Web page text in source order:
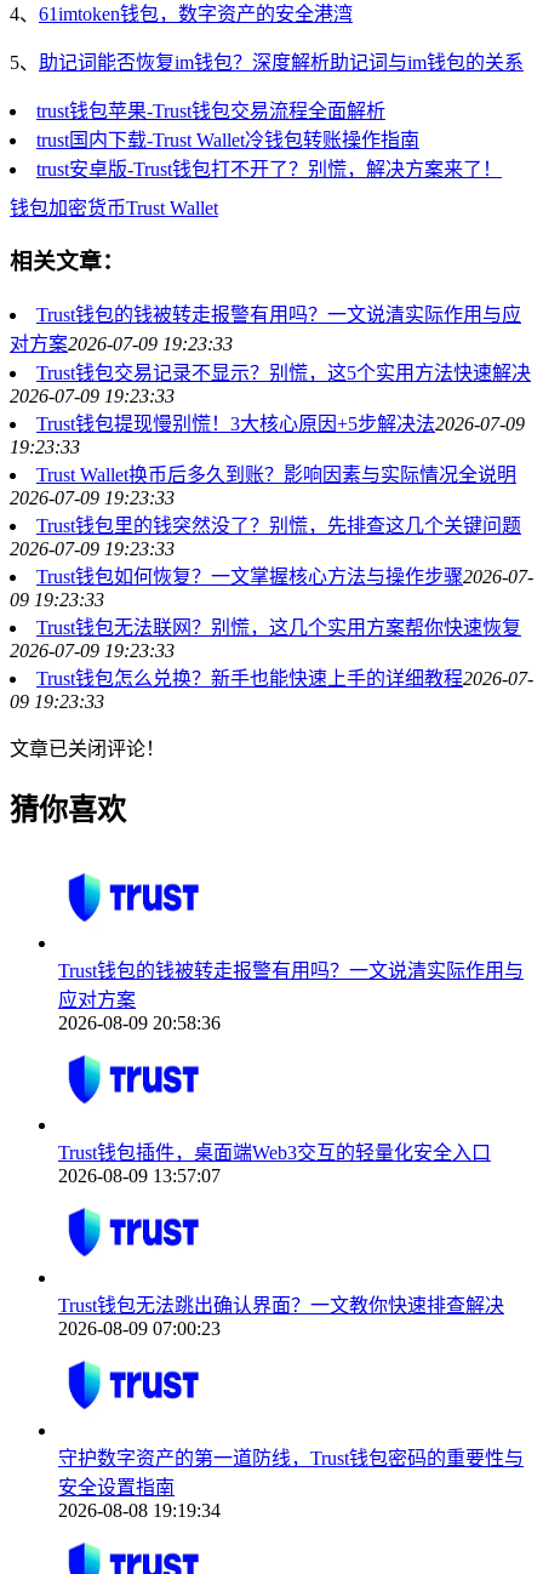
4、 61imtoken钱包，数字资产的安全港湾
5、 助记词能否恢复im钱包？深度解析助记词与im钱包的关系
trust钱包苹果-Trust钱包交易流程全面解析
trust国内下载-Trust Wallet冷钱包转账操作指南
trust安卓版-Trust钱包打不开了？别慌，解决方案来了！
钱包加密货币Trust Wallet
相关文章：
Trust钱包的钱被转走报警有用吗？一文说清实际作用与应
对方案2026-07-09 19:23:33
Trust钱包交易记录不显示？别慌，这5个实用方法快速解决
2026-07-09 19:23:33
Trust钱包提现慢别慌！3大核心原因+5步解决法2026-07-09
19:23:33
Trust Wallet换币后多久到账？影响因素与实际情况全说明
2026-07-09 19:23:33
Trust钱包里的钱突然没了？别慌，先排查这几个关键问题
2026-07-09 19:23:33
Trust钱包如何恢复？一文掌握核心方法与操作步骤2026-07-
09 19:23:33
Trust钱包无法联网？别慌，这几个实用方案帮你快速恢复
2026-07-09 19:23:33
Trust钱包怎么兑换？新手也能快速上手的详细教程2026-07-
09 19:23:33
文章已关闭评论！
猜你喜欢
Trust钱包的钱被转走报警有用吗？一文说清实际作用与
应对方案
2026-08-09 20:58:36
Trust钱包插件，桌面端Web3交互的轻量化安全入口
2026-08-09 13:57:07
Trust钱包无法跳出确认界面？一文教你快速排查解决
2026-08-09 07:00:23
守护数字资产的第一道防线，Trust钱包密码的重要性与
安全设置指南
2026-08-08 19:19:34